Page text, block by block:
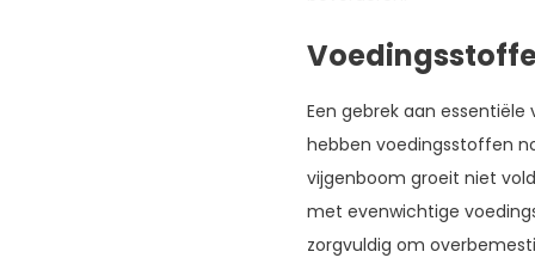
Een gebrek aan
hebben voedingsstoffen
vijgenboom groeit niet
met evenwichtige
zorgvuldig om